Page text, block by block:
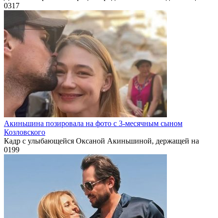
0317
Акиньшина позировала на фото с 3-месячным сыном
Козловского
Кадр с улыбающейся Оксаной Акиньшиной, держащей на
0199